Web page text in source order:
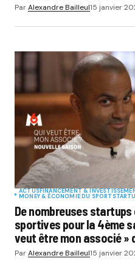
ParAlexandre Bailleul15 janvier
ACTUSFINANCEMENT &
MONEY & ÉCONOMIE DU SPORT
De nombreuses
sportives pour la 4ème
veut être mon associé »
ParAlexandre Bailleul15 janvier